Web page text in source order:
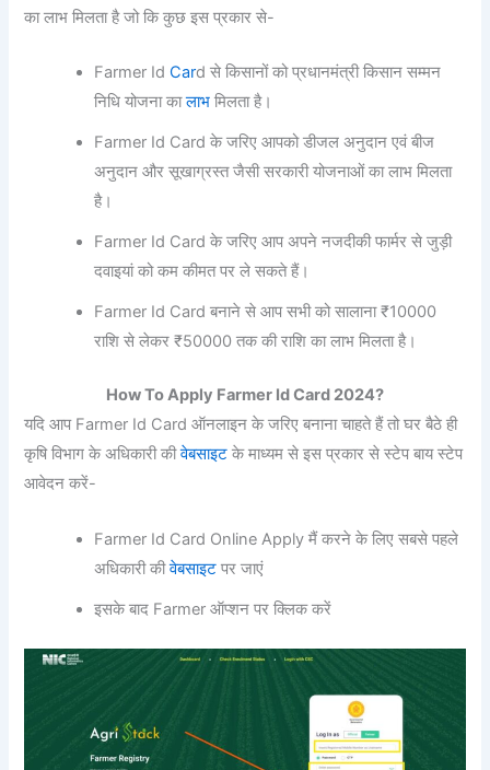
का लाभ मिलता है जो कि कुछ इस प्रकार से-
Farmer IdCard से किसानों को प्रधानमंत्री किसान सम्मन
निधि योजना कालाभ मिलता है।
Farmer Id Card के जरिए आपको डीजल अनुदान एवं बीज
अनुदान और सूखाग्रस्त जैसी सरकारी योजनाओं का लाभ मिलता
है।
Farmer Id Card के जरिए आप अपने नजदीकी फार्मर से जुड़ी
दवाइयां को कम कीमत पर ले सकते हैं।
Farmer Id Card बनाने से आप सभी को सालाना ₹10000
राशि से लेकर ₹50000 तक की राशि का लाभ मिलता है।
How To Apply Farmer Id Card 2024?
यदि आप Farmer Id Card ऑनलाइन के जरिए बनाना चाहते हैं तो घर बैठे ही
कृषि विभाग के अधिकारी कीवेबसाइट के माध्यम से इस प्रकार से स्टेप बाय स्टेप
आवेदन करें-
Farmer Id Card Online Apply मैं करने के लिए सबसे पहले
अधिकारी कीवेबसाइट पर जाएं
इसके बाद Farmer ऑप्शन पर क्लिक करें